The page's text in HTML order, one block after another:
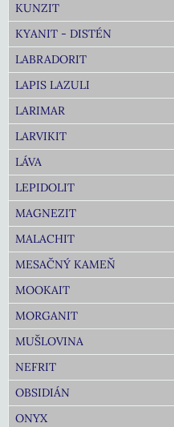
KUNZIT
KYANIT - DISTÉN
LABRADORIT
LAPIS LAZULI
LARIMAR
LARVIKIT
LÁVA
LEPIDOLIT
MAGNEZIT
MALACHIT
MESAČNÝ KAMEŇ
MOOKAIT
MORGANIT
MUŠLOVINA
NEFRIT
OBSIDIÁN
ONYX